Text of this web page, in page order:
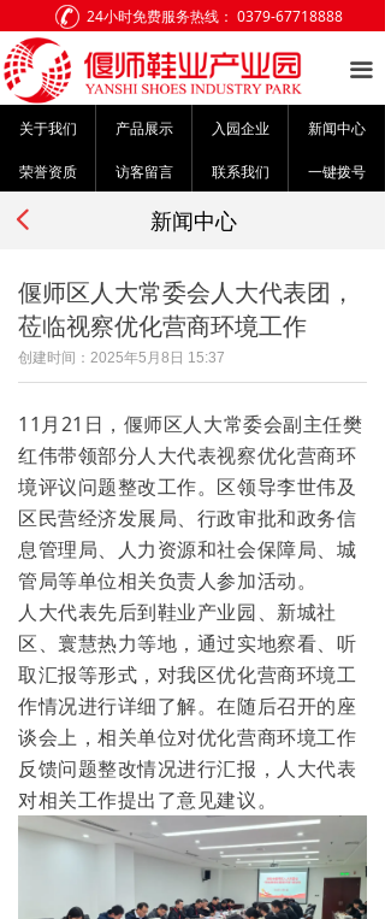
끀
网站首页
关于我们
产品展示
入园企业
新闻中心
访客留言
24小时免费服务热线： 0379-67718888
关于我们 产品展示 入园企业 新闻中心
荣誉资质 访客留言 联系我们 一键拨号
偃师区人大常委会人大代表团，
莅临视察优化营商环境工作
创建时间： 2025年5月8日 15:37
11月21日，偃师区人大常委会副主任樊
红伟带领部分人大代表视察优化营商环
境评议问题整改工作。区领导李世伟及
区民营经济发展局、行政审批和政务信
息管理局、人力资源和社会保障局、城
管局等单位相关负责人参加活动。
人大代表先后到鞋业产业园、新城社
区、寰慧热力等地，通过实地察看、听
取汇报等形式，对我区优化营商环境工
作情况进行详细了解。在随后召开的座
谈会上，相关单位对优化营商环境工作
反馈问题整改情况进行汇报，人大代表
对相关工作提出了意见建议。
新闻中心
넳